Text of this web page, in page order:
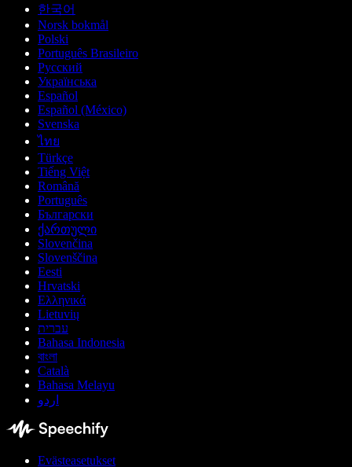
한국어
Norsk bokmål
Polski
Português Brasileiro
Русский
Українська
Español
Español (México)
Svenska
ไทย
Türkçe
Tiếng Việt
Română
Português
Български
ქართული
Slovenčina
Slovenščina
Eesti
Hrvatski
Ελληνικά
Lietuvių
עברית
Bahasa Indonesia
বাংলা
Català
Bahasa Melayu
اردو
Evästeasetukset